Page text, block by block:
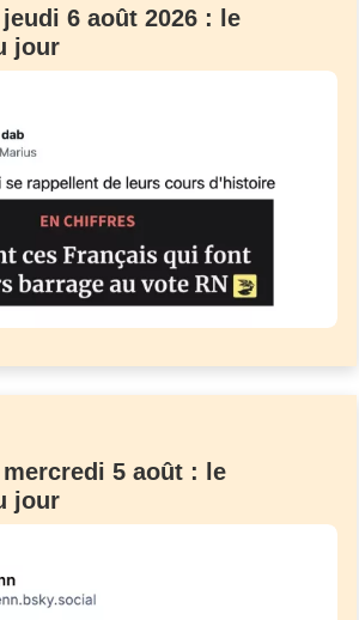
6 août 2026 : le
jour
5 août : le
jour